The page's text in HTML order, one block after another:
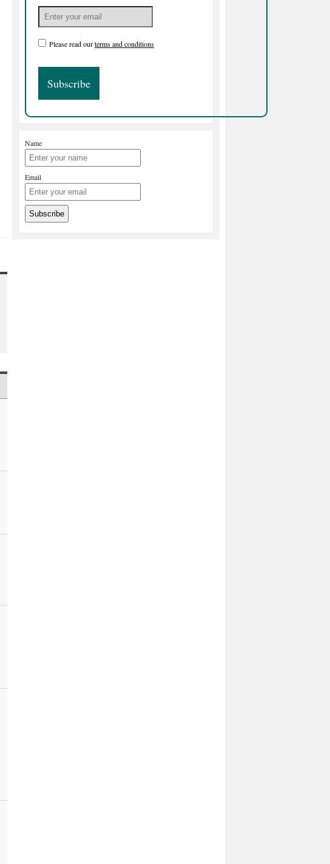
Please read ourterms and conditions
Name
Email